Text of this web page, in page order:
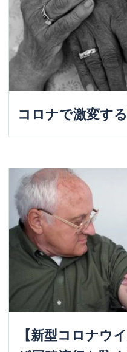
コロナで激変す
【新型コロナウ